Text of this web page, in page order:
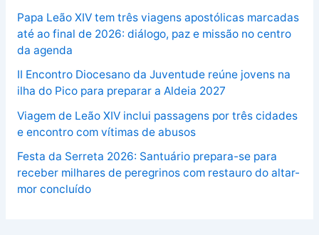
Papa Leão XIV tem três viagens apostólicas marcadas
até ao final de 2026: diálogo, paz e missão no centro
da agenda
II Encontro Diocesano da Juventude reúne jovens na
ilha do Pico para preparar a Aldeia 2027
Viagem de Leão XIV inclui passagens por três cidades
e encontro com vítimas de abusos
Festa da Serreta 2026: Santuário prepara-se para
receber milhares de peregrinos com restauro do altar-
mor concluído